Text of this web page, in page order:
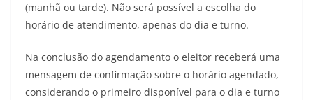
(manhã ou tarde). Não será possível a escolha do
horário de atendimento, apenas do dia e turno.
Na conclusão do agendamento o eleitor receberá uma
mensagem de confirmação sobre o horário agendado,
considerando o primeiro disponível para o dia e turno